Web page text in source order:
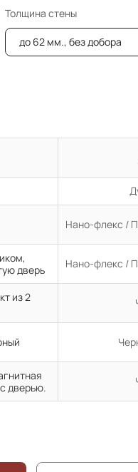
Толщина стены
до 62 мм., без добора
Нано-флекс /
дверь
Нано-флекс /
из 2
дверью.